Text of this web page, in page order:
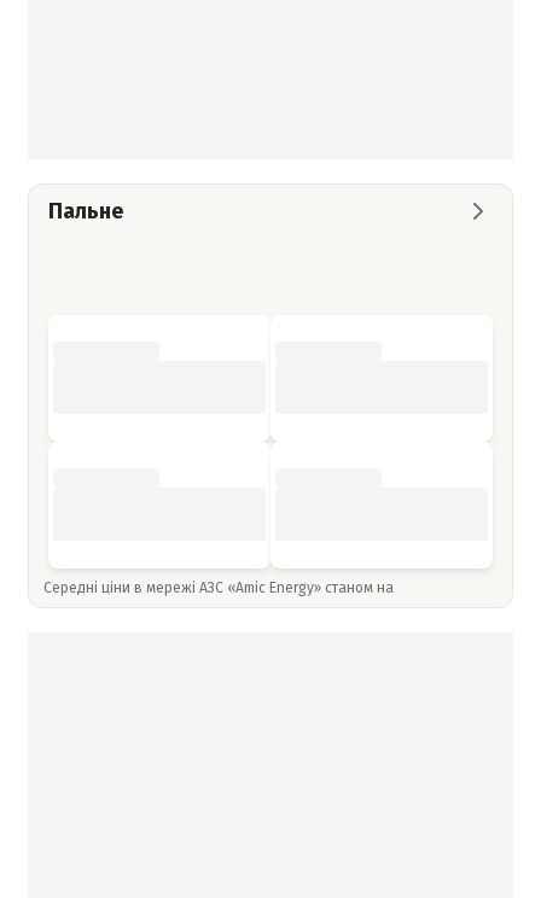
Пальне
Середні ціни в мережі АЗС «Amic Energy» станом на